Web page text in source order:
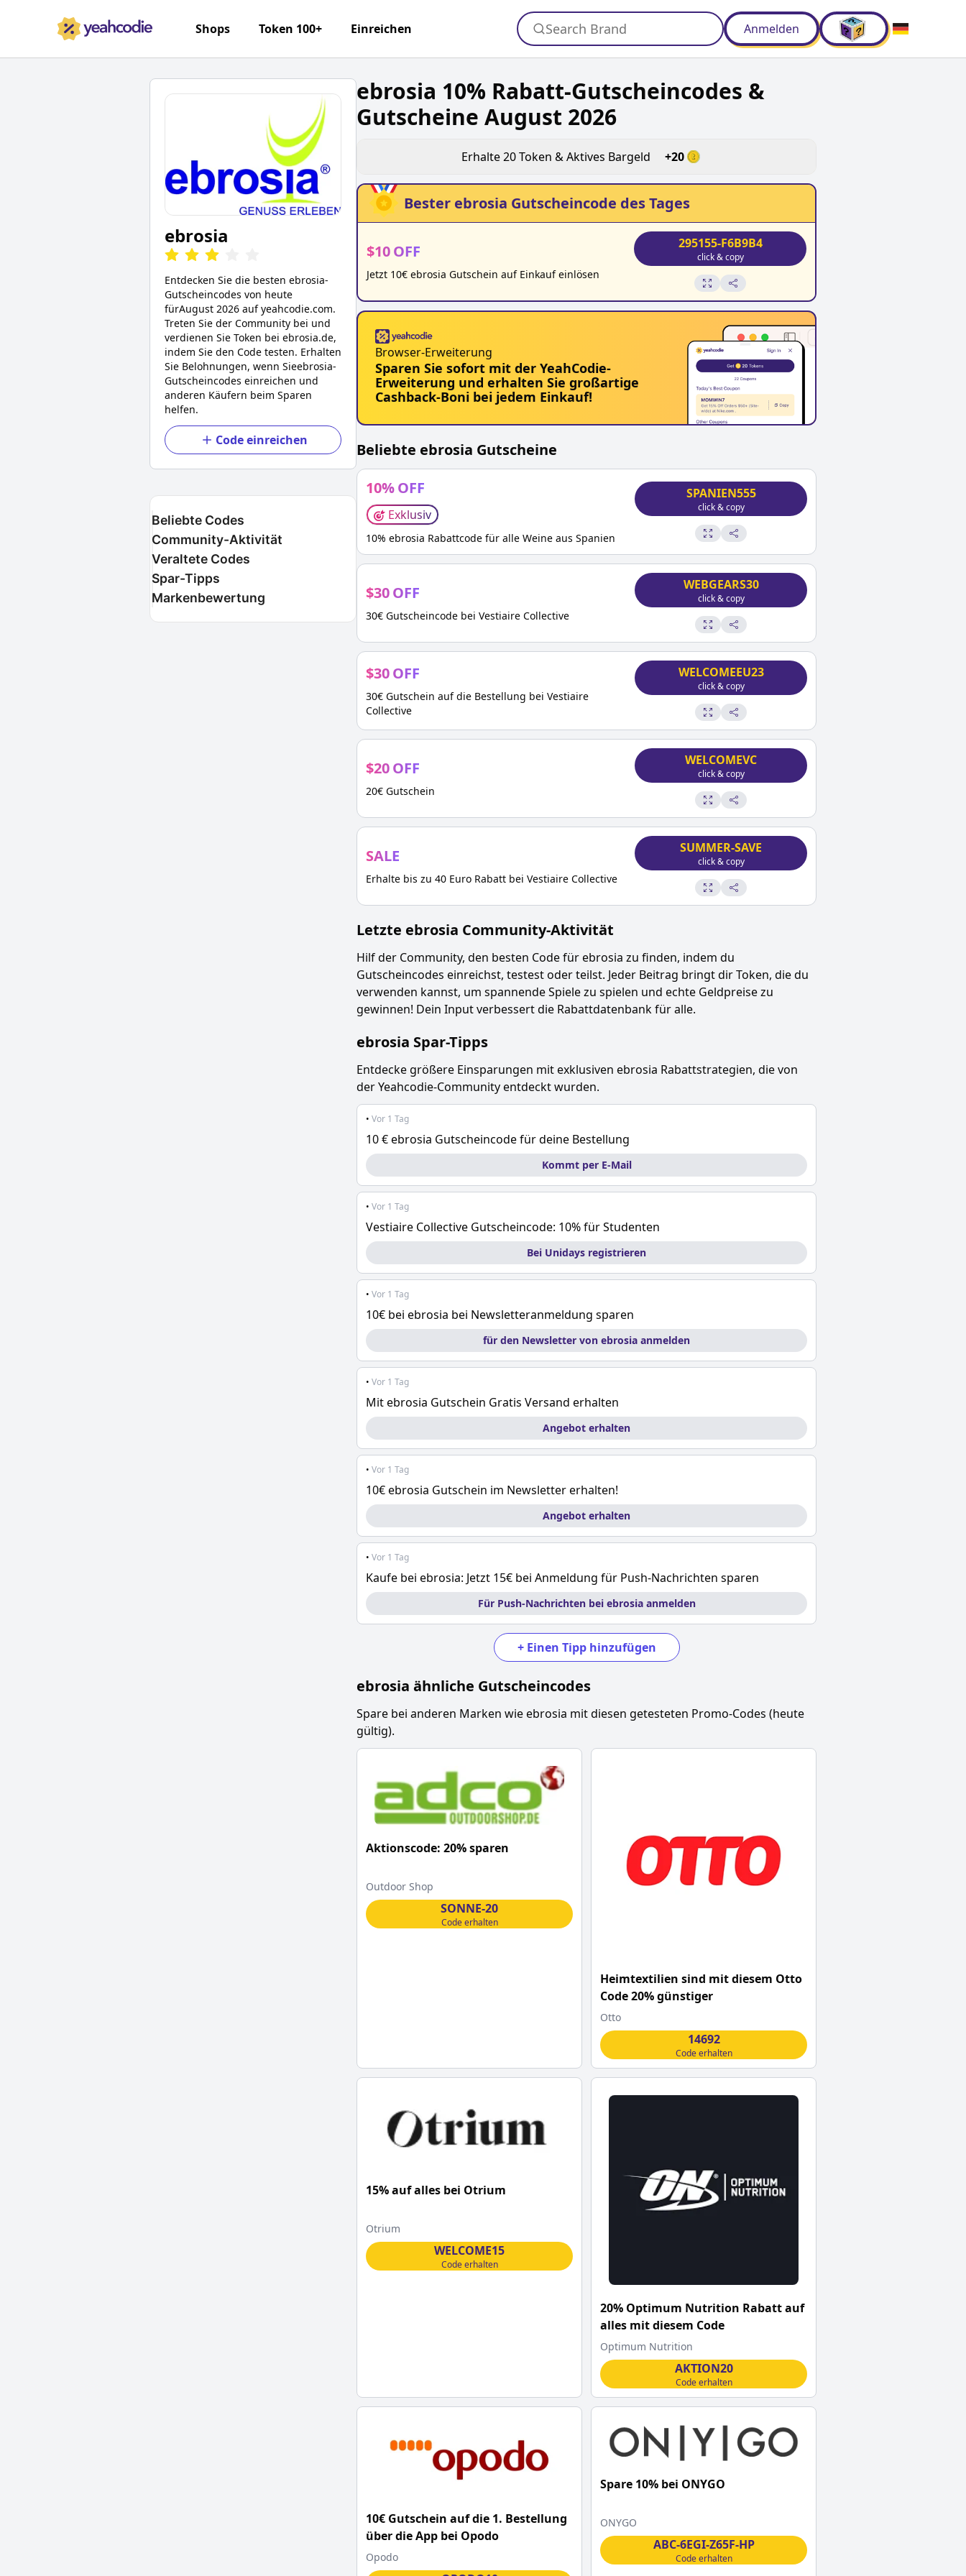
Shops Token 100+ Einreichen Search Brand Anmelden
ebrosia
Entdecken Sie die besten ebrosia-
Gutscheincodes von heute
fürAugust 2026 auf yeahcodie.com.
Treten Sie der Community bei und
verdienen Sie Token bei ebrosia.de,
indem Sie den Code testen. Erhalten
Sie Belohnungen, wenn Sieebrosia-
Gutscheincodes einreichen und
anderen Käufern beim Sparen
helfen.
Code einreichen
Beliebte Codes
Community-Aktivität
Veraltete Codes
Spar-Tipps
Markenbewertung
ebrosia 10% Rabatt-Gutscheincodes &
Gutscheine August 2026
Erhalte20Token & Aktives Bargeld +20
Bester ebrosia Gutscheincode des Tages
$10OFF
Jetzt 10€ ebrosia Gutschein auf Einkauf einlösen
295155-F6B9B4
click & copy
Browser-Erweiterung
Sparen Sie sofort mit der YeahCodie-
Erweiterung und erhalten Sie großartige
Cashback-Boni bei jedem Einkauf!
Beliebte ebrosia Gutscheine
10%OFF
Exklusiv
10% ebrosia Rabattcode für alle Weine aus Spanien
SPANIEN555
click & copy
$30OFF
30€ Gutscheincode bei Vestiaire Collective
WEBGEARS30
click & copy
$30OFF
30€ Gutschein auf die Bestellung bei Vestiaire
Collective
WELCOMEEU23
click & copy
$20OFF
20€ Gutschein
WELCOMEVC
click & copy
SALE
Erhalte bis zu 40 Euro Rabatt bei Vestiaire Collective
SUMMER-SAVE
click & copy
Letzte ebrosia Community-Aktivität
Hilf der Community, den besten Code fürebrosia zu finden, indem du
Gutscheincodes einreichst, testest oder teilst. Jeder Beitrag bringt dir Token, die du
verwenden kannst, um spannende Spiele zu spielen und echte Geldpreise zu
gewinnen! Dein Input verbessert die Rabattdatenbank für alle.
ebrosia Spar-Tipps
Entdecke größere Einsparungen mit exklusiven ebrosia Rabattstrategien, die von
der Yeahcodie-Community entdeckt wurden.
• Vor 1 Tag
10 € ebrosia Gutscheincode für deine Bestellung
Kommt per E-Mail
• Vor 1 Tag
Vestiaire Collective Gutscheincode: 10% für Studenten
Bei Unidays registrieren
• Vor 1 Tag
10€ bei ebrosia bei Newsletteranmeldung sparen
für den Newsletter von ebrosia anmelden
• Vor 1 Tag
Mit ebrosia Gutschein Gratis Versand erhalten
Angebot erhalten
• Vor 1 Tag
10€ ebrosia Gutschein im Newsletter erhalten!
Angebot erhalten
• Vor 1 Tag
Kaufe bei ebrosia: Jetzt 15€ bei Anmeldung für Push-Nachrichten sparen
Für Push-Nachrichten bei ebrosia anmelden
+ Einen Tipp hinzufügen
ebrosia ähnliche Gutscheincodes
Spare bei anderen Marken wieebrosia mit diesen getesteten Promo-Codes (heute
gültig).
Aktionscode: 20% sparen
Outdoor Shop
SONNE-20
Code erhalten
Heimtextilien sind mit diesem Otto
Code 20% günstiger
Otto
14692
Code erhalten
15% auf alles bei Otrium
Otrium
WELCOME15
Code erhalten
20% Optimum Nutrition Rabatt auf
alles mit diesem Code
Optimum Nutrition
AKTION20
Code erhalten
10€ Gutschein auf die 1. Bestellung
über die App bei Opodo
Opodo
Spare 10% bei ONYGO
ONYGO
ABC-6EGI-Z65F-HP
Code erhalten